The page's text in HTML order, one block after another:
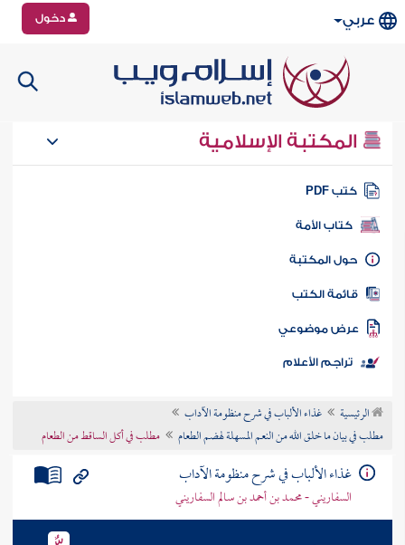
عربي دخول
المكتبة الإسلامية
كتب PDF
كتاب الأمة
المكتبة
الكتب
موضوعي
تراجم الأعلام
الرئيسية
غذاء الألباب في شرح منظومة الآداب
مطلب في بيان ما خلق الله من النعم المسهلة لهضم الطعام
مطلب في أكل الساقط من الطعام
غذاء الألباب في شرح منظومة الآداب
السفاريني - محمد بن أحمد بن سالم السفاريني